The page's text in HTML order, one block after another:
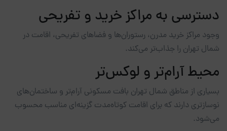
دسترسی به مراکز خرید و تفریحی
وجود مراکز خرید مدرن، رستوران‌ها و فضاهای تفریحی، اقامت در
شمال تهران را جذاب‌تر می‌کند.
محیط آرام‌تر و لوکس‌تر
بسیاری از مناطق شمال تهران بافت مسکونی آرام‌تر و ساختمان‌های
نوسازتری دارند که برای اقامت کوتاه‌مدت گزینه‌ای مناسب محسوب
می‌شود.